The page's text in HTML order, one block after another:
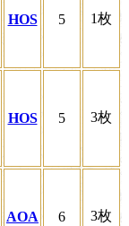
HOS 5 1枚
HOS 5 3枚
AOA 6 3枚